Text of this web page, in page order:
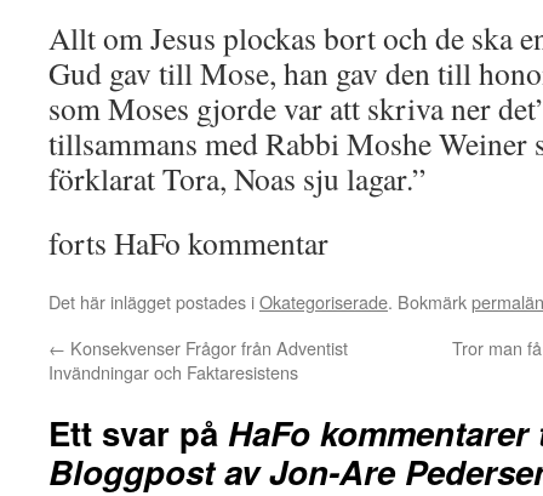
Allt om Jesus plockas bort och de ska
Gud gav till Mose, han gav den till
som Moses gjorde var att skriva ner
tillsammans med Rabbi Moshe Weiner
förklarat Tora, Noas sju lagar.”
forts HaFo kommentar
Det här inlägget postades iOkategoriserade. Bokmärk
← Konsekvenser Frågor från Adventist
Invändningar och Faktaresistens
Tror man
Ett svar på HaFo
Bloggpost av Jon-Are